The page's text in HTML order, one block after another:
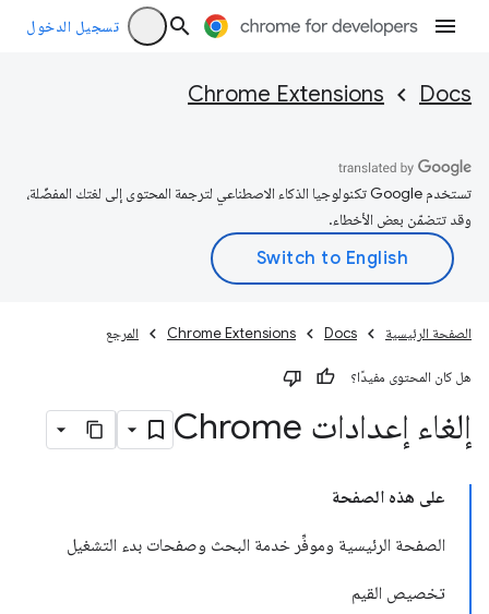
تسجيل الدخول
Docs
Chrome Extensions
تستخدم Google تكنولوجيا الذكاء الاصطناعي لترجمة المحتوى إلى لغتك المفضّلة،
وقد تتضمّن بعض الأخطاء.
الصفحة الرئيسية Docs
Chrome Extensions المرجع
هل كان المحتوى مفيدًا؟
إلغاء إعدادات Chrome
على هذه الصفحة
الصفحة الرئيسية وموفِّر خدمة البحث وصفحات بدء التشغيل
تخصيص القيم